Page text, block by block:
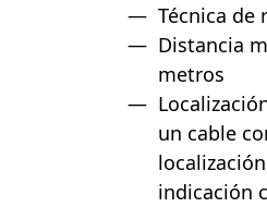
Técnica de
Distancia
metros
un cable
indicación